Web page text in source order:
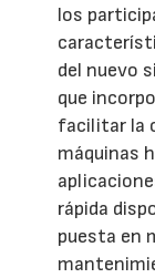
los
del nuevo
que
facilitar la
máquinas
rápida
puesta en